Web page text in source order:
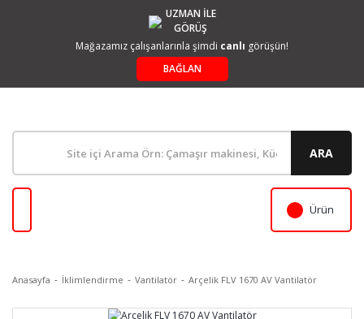
UZMAN İLE
GÖRÜŞ
Mağazamız çalışanlarınla şimdi canlı görüşün!
BAĞLAN
ARA
Ürün
Anasayfa İklimlendirme Vantilatör Arçelik FLV 1670 AV Vantilatör